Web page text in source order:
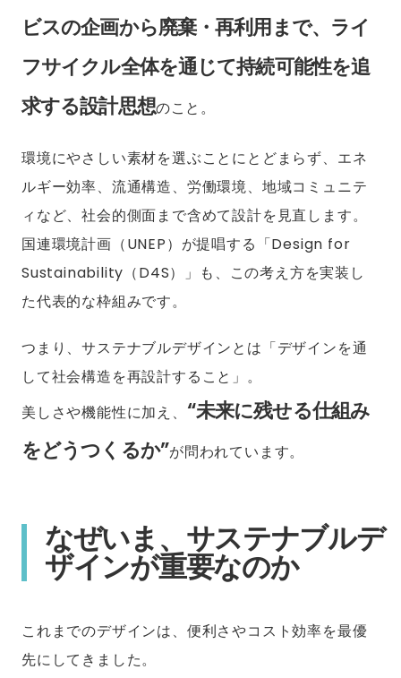
ビスの企画から廃棄・再利用まで、ライ
フサイクル全体を通じて持続可能性を追
求する設計思想のこと。
環境にやさしい素材を選ぶことにとどまらず、エネ
ルギー効率、流通構造、労働環境、地域コミュニテ
ィなど、社会的側面まで含めて設計を見直します。
国連環境計画（UNEP）が提唱する「Design for
Sustainability（D4S）」も、この考え方を実装し
た代表的な枠組みです。
つまり、サステナブルデザインとは「デザインを通
して社会構造を再設計すること」。
美しさや機能性に加え、 “未来に残せる仕組み
をどうつくるか”が問われています。
なぜいま、サステナブルデ
ザインが重要なのか
これまでのデザインは、便利さやコスト効率を最優
先にしてきました。